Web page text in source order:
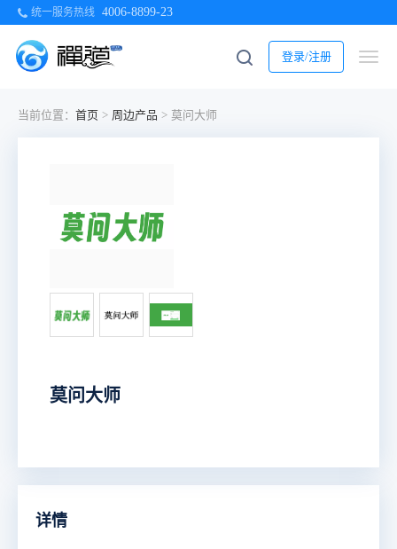
统一服务热线 4006-8899-23
登录/注册
当前位置： 首页 > 周边产品 > 莫问大师
莫问大师
详情